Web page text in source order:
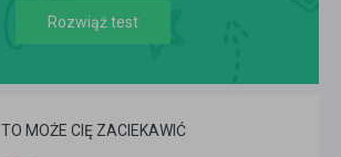
Rozwiąż test
TO MOŻE CIĘ ZACIEKAWIĆ